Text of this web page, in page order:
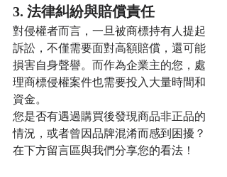
3. 法律糾紛與賠償責任
對侵權者而言，一旦被商標持有人提起
訴訟，不僅需要面對高額賠償，還可能
損害自身聲譽。而作為企業主的您，處
理商標侵權案件也需要投入大量時間和
資金。
您是否有遇過購買後發現商品非正品的
情況，或者曾因品牌混淆而感到困擾？
在下方留言區與我們分享您的看法！